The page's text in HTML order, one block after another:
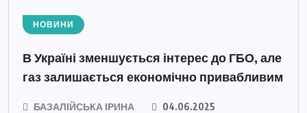
НОВИНИ
В Україні зменшується інтерес до ГБО, але
газ залишається економічно привабливим
БАЗАЛІЙСЬКА ІРИНА 04.06.2025